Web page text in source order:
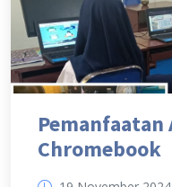
Pemanfaatan
Chromebook